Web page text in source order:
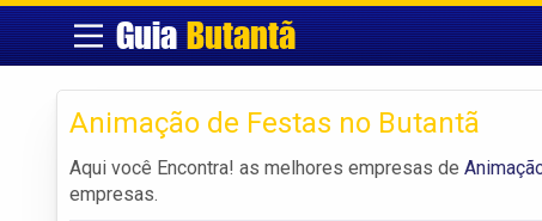
GuiaButantã
Animação de Festas no Butantã
Aqui você Encontra! as melhores empresas de
empresas.